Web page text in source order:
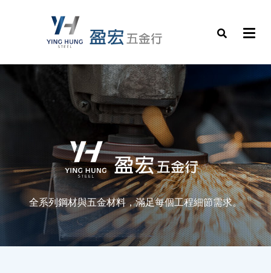
全系列鋼材與五金材料，滿足每個工程細節需求。